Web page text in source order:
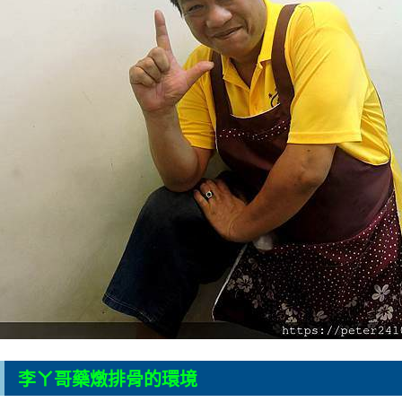
李ㄚ哥藥燉排骨的環境